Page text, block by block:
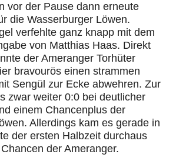
vor der Pause dann erneute
die Wasserburger Löwen.
verfehlte ganz knapp mit dem
von Matthias Haas. Direkt
der Ameranger Torhüter
bravourös einen strammen
Sengül zur Ecke abwehren. Zur
zwar weiter 0:0 bei deutlicher
einem Chancenplus der
Allerdings kam es gerade in
der ersten Halbzeit durchaus
der Ameranger.